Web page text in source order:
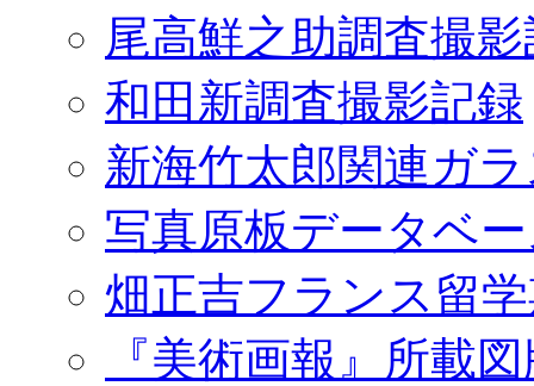
尾高鮮之助調査撮
和田新調査撮影記録
新海竹太郎関連ガ
写真原板データベ
畑正吉フランス留
『美術画報』所載